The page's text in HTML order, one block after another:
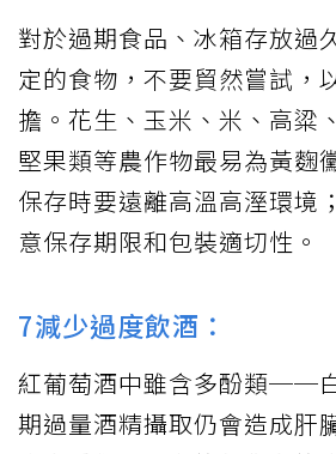
對於過期食品、冰箱存放過
定的食物，不要貿然嘗試，
擔。花生、玉米、米、高粱
堅果類等農作物最易為黃麴
保存時要遠離高溫高溼環境
意保存期限和包裝適切性。
7減少過度飲酒：
紅葡萄酒中雖含多酚類──
期過量酒精攝取仍會造成肝